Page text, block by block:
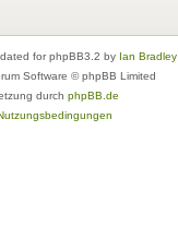
for phpBB3.2 by Ian Bradley
Software © phpBB Limited
durch phpBB.de